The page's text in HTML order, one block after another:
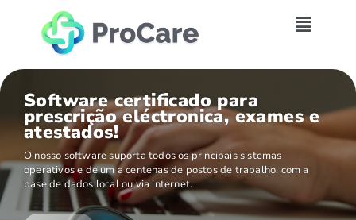
Software certificado para
prescrição eléctronica, exames e
atestados!
O nosso software suporta todos os principais sistemas
operativos e de um a centenas de postos de trabalho, com a
base de dados local ou via internet.